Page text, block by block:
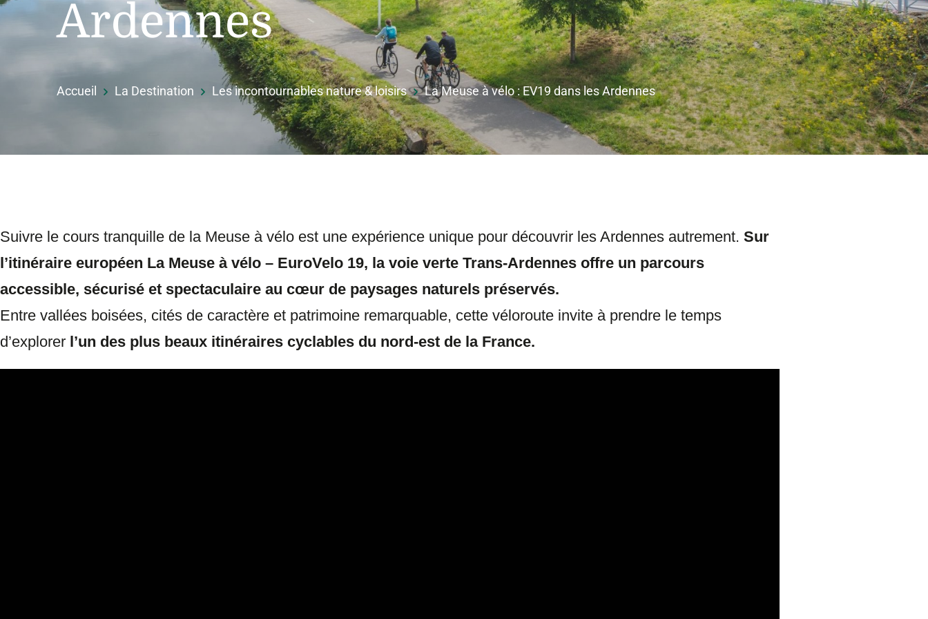
Ardennes
Accueil La Destination Les incontournables nature & loisirs La Meuse à vélo : EV19 dans les Ardennes
Suivre le cours tranquille de la Meuse à vélo est une expérience unique pour découvrir les Ardennes autrement. Sur
l’itinéraire européen La Meuse à vélo – EuroVelo 19, la voie verte Trans-Ardennes offre un parcours
accessible, sécurisé et spectaculaire au cœur de paysages naturels préservés.
Entre vallées boisées, cités de caractère et patrimoine remarquable, cette véloroute invite à prendre le temps
d’explorer l’un des plus beaux itinéraires cyclables du nord-est de la France.